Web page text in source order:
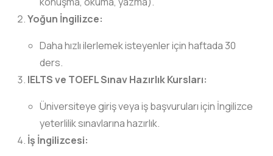
Yoğun İngilizce:
Daha hızlı ilerlemek isteyenler için haftada 30
ders.
IELTS ve TOEFL Sınav Hazırlık Kursları:
Üniversiteye giriş veya iş başvuruları için İngilizce
yeterlilik sınavlarına hazırlık.
İş İngilizcesi: